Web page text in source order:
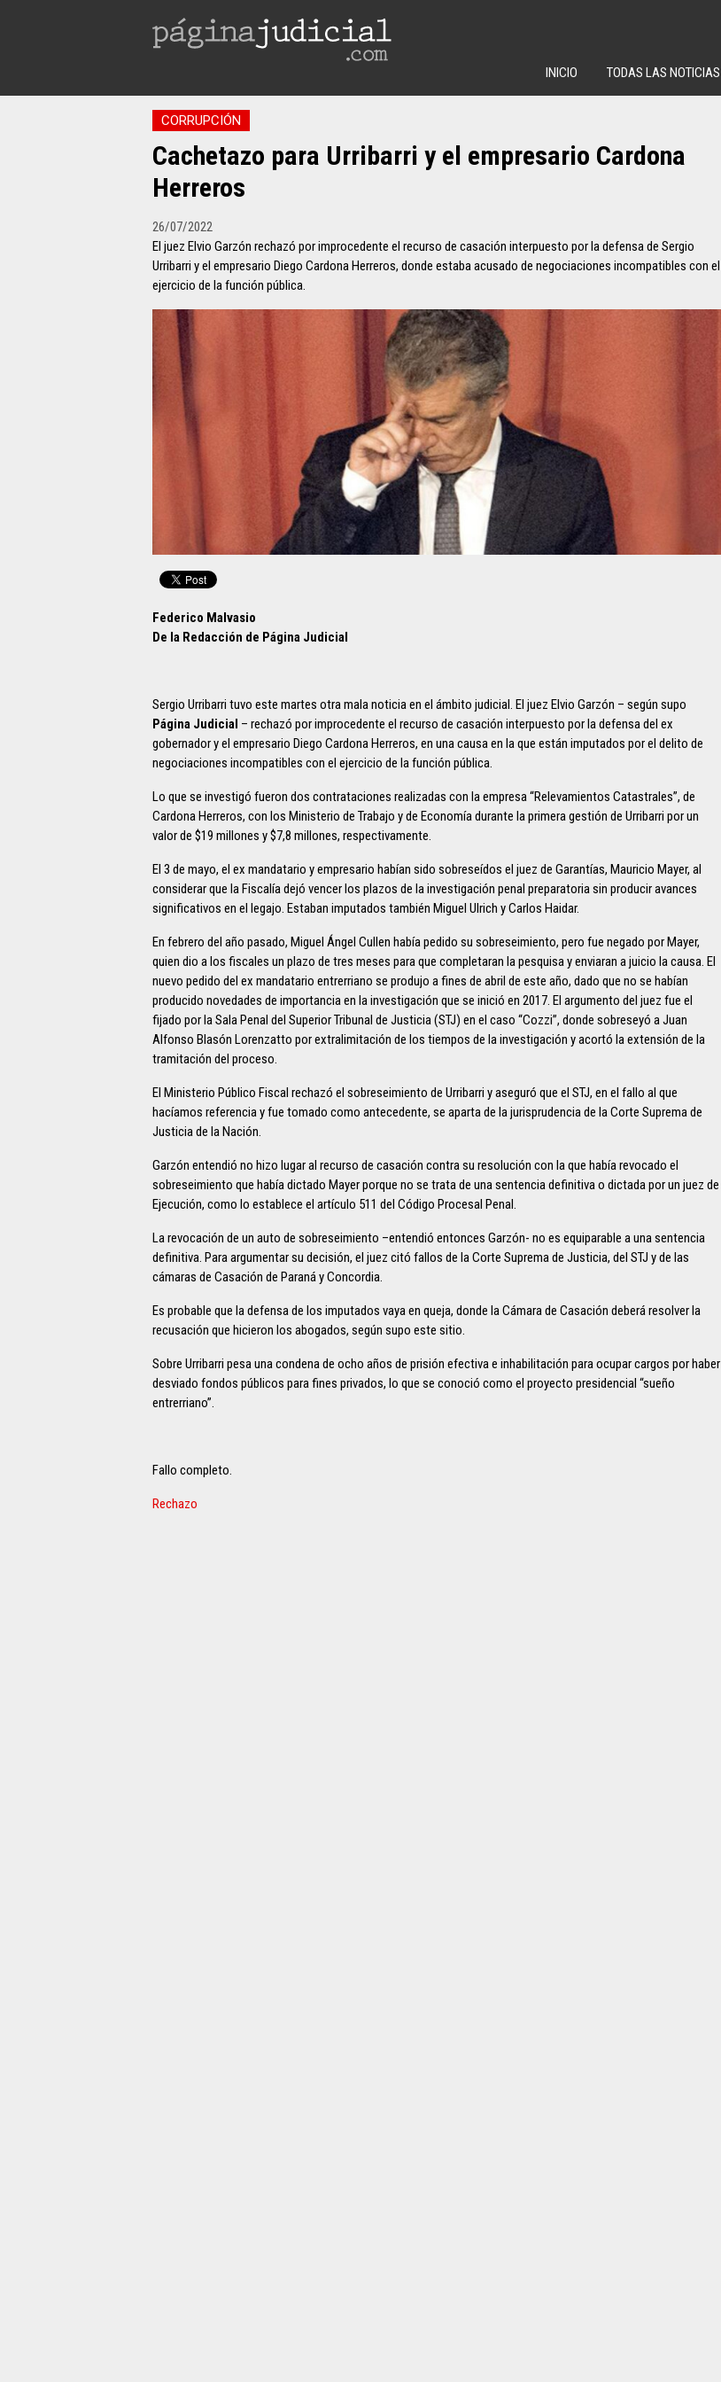
INICIO TODAS LAS NOTICIAS
CORRUPCIÓN
Cachetazo para Urribarri y el empresario Cardona
Herreros
26/07/2022
El juez Elvio Garzón rechazó por improcedente el recurso de casación interpuesto por la defensa de Sergio
Urribarri y el empresario Diego Cardona Herreros, donde estaba acusado de negociaciones incompatibles con el
ejercicio de la función pública.
Federico Malvasio
De la Redacción de Página Judicial
Sergio Urribarri tuvo este martes otra mala noticia en el ámbito judicial. El juez Elvio Garzón – según supo
Página Judicial – rechazó por improcedente el recurso de casación interpuesto por la defensa del ex
gobernador y el empresario Diego Cardona Herreros, en una causa en la que están imputados por el delito de
negociaciones incompatibles con el ejercicio de la función pública.
Lo que se investigó fueron dos contrataciones realizadas con la empresa “Relevamientos Catastrales”, de
Cardona Herreros, con los Ministerio de Trabajo y de Economía durante la primera gestión de Urribarri por un
valor de $19 millones y $7,8 millones, respectivamente.
El 3 de mayo, el ex mandatario y empresario habían sido sobreseídos el juez de Garantías, Mauricio Mayer, al
considerar que la Fiscalía dejó vencer los plazos de la investigación penal preparatoria sin producir avances
significativos en el legajo. Estaban imputados también Miguel Ulrich y Carlos Haidar.
En febrero del año pasado, Miguel Ángel Cullen había pedido su sobreseimiento, pero fue negado por Mayer,
quien dio a los fiscales un plazo de tres meses para que completaran la pesquisa y enviaran a juicio la causa. El
nuevo pedido del ex mandatario entrerriano se produjo a fines de abril de este año, dado que no se habían
producido novedades de importancia en la investigación que se inició en 2017. El argumento del juez fue el
fijado por la Sala Penal del Superior Tribunal de Justicia (STJ) en el caso “Cozzi”, donde sobreseyó a Juan
Alfonso Blasón Lorenzatto por extralimitación de los tiempos de la investigación y acortó la extensión de la
tramitación del proceso.
El Ministerio Público Fiscal rechazó el sobreseimiento de Urribarri y aseguró que el STJ, en el fallo al que
hacíamos referencia y fue tomado como antecedente, se aparta de la jurisprudencia de la Corte Suprema de
Justicia de la Nación.
Garzón entendió no hizo lugar al recurso de casación contra su resolución con la que había revocado el
sobreseimiento que había dictado Mayer porque no se trata de una sentencia definitiva o dictada por un juez de
Ejecución, como lo establece el artículo 511 del Código Procesal Penal.
La revocación de un auto de sobreseimiento –entendió entonces Garzón- no es equiparable a una sentencia
definitiva. Para argumentar su decisión, el juez citó fallos de la Corte Suprema de Justicia, del STJ y de las
cámaras de Casación de Paraná y Concordia.
Es probable que la defensa de los imputados vaya en queja, donde la Cámara de Casación deberá resolver la
recusación que hicieron los abogados, según supo este sitio.
Sobre Urribarri pesa una condena de ocho años de prisión efectiva e inhabilitación para ocupar cargos por haber
desviado fondos públicos para fines privados, lo que se conoció como el proyecto presidencial “sueño
entrerriano”.
Fallo completo.
Rechazo